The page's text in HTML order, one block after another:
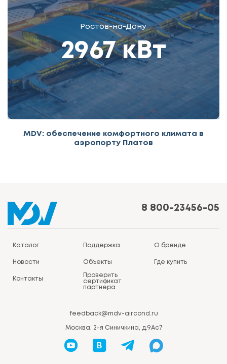
Ростов-на-Дону
2967 кВт
MDV: обеспечение комфортного климата в
аэропорту Платов
8 800-23456-05
Каталог Поддержка О бренде
Новости Объекты Где купить
Контакты
Проверить
сертификат
партнера
feedback@mdv-aircond.ru
Москва, 2-я Синичкина, д.9Ас7